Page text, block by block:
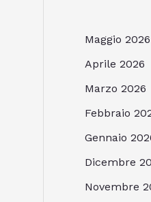
Maggio 2026
Aprile 2026
Marzo 2026
Febbraio
Gennaio
Dicembre
Novembre